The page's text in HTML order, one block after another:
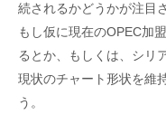
続されるかどうかが注目
もし仮に現在のOPEC加
るとか、もしくは、シリ
現状のチャート形状を維
う。